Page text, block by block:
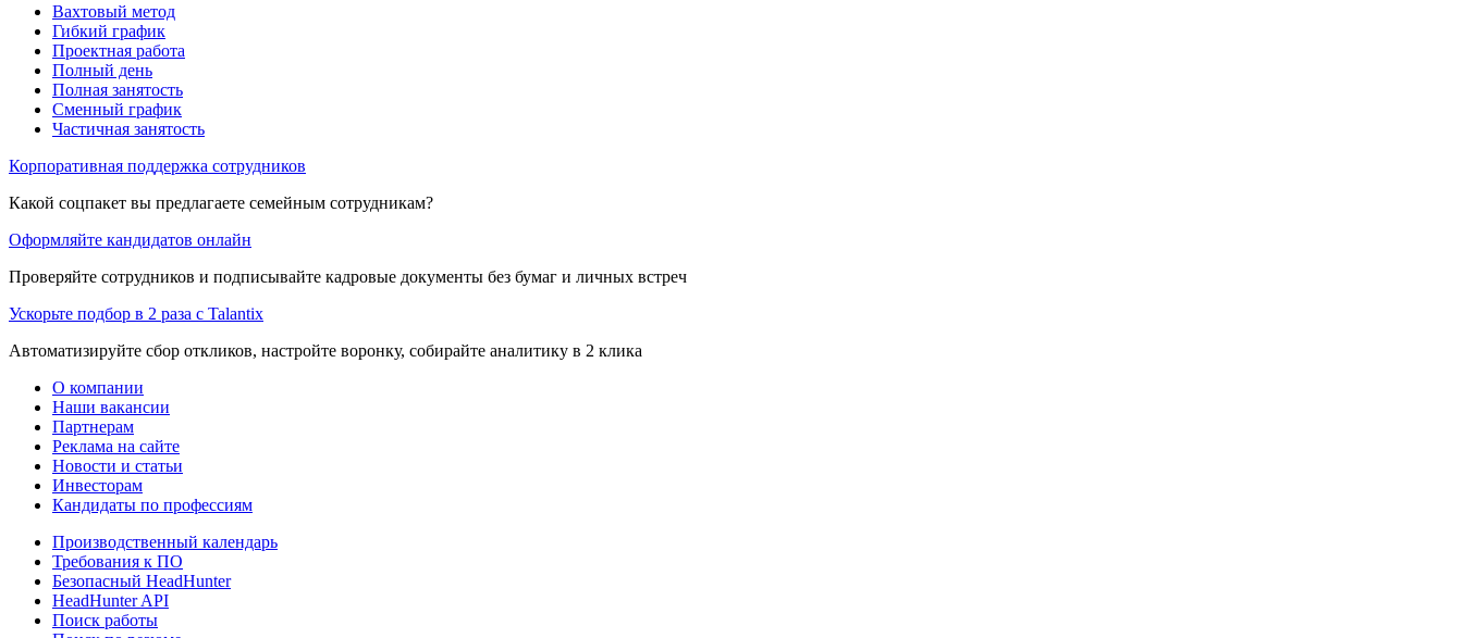
Вахтовый метод
Гибкий график
Проектная работа
Полный день
Полная занятость
Сменный график
Частичная занятость
Корпоративная поддержка сотрудников
Какой соцпакет вы предлагаете семейным сотрудникам?
Оформляйте кандидатов онлайн
Проверяйте сотрудников и подписывайте кадровые документы без бумаг и личных встреч
Ускорьте подбор в 2 раза с Talantix
Автоматизируйте сбор откликов, настройте воронку, собирайте аналитику в 2 клика
О компании
Наши вакансии
Партнерам
Реклама на сайте
Новости и статьи
Инвесторам
Кандидаты по профессиям
Производственный календарь
Требования к ПО
Безопасный HeadHunter
HeadHunter API
Поиск работы